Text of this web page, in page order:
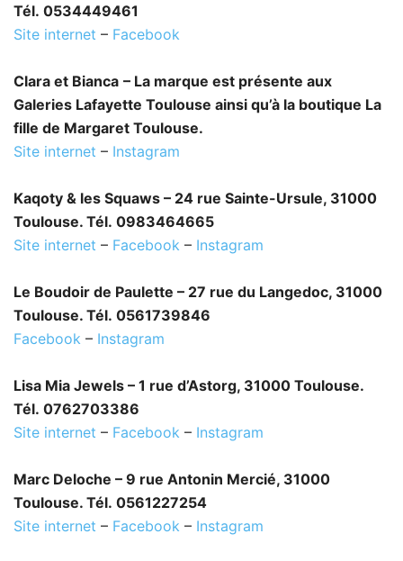
Tél. 0534449461
Site internet – Facebook
Clara et Bianca – La marque est présente aux
Galeries Lafayette Toulouse ainsi qu’à la boutique La
fille de Margaret Toulouse.
Site internet – Instagram
Kaqoty & les Squaws – 24 rue Sainte-Ursule, 31000
Toulouse. Tél. 0983464665
Site internet – Facebook – Instagram
Le Boudoir de Paulette – 27 rue du Langedoc, 31000
Toulouse. Tél. 0561739846
Facebook – Instagram
Lisa Mia Jewels – 1 rue d’Astorg, 31000 Toulouse.
Tél. 0762703386
Site internet – Facebook – Instagram
Marc Deloche – 9 rue Antonin Mercié, 31000
Toulouse. Tél. 0561227254
Site internet – Facebook – Instagram